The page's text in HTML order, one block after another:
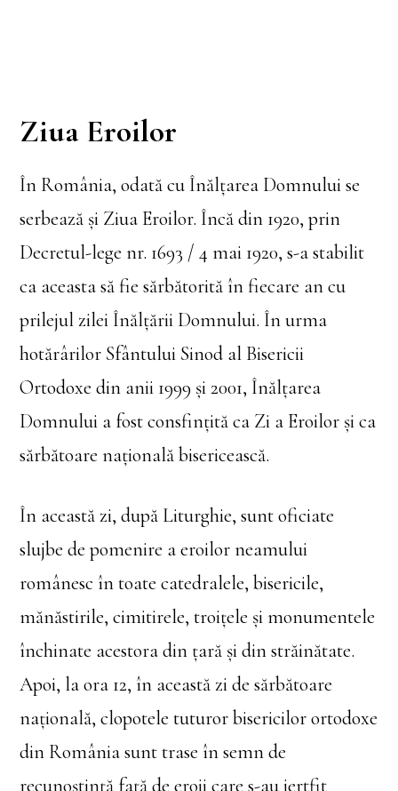
Ziua Eroilor
În România, odată cu Înălțarea Domnului se
serbează și Ziua Eroilor. Încă din 1920, prin
Decretul-lege nr. 1693 / 4 mai 1920, s-a stabilit
ca aceasta să fie sărbătorită în fiecare an cu
prilejul zilei Înălțării Domnului. În urma
hotărârilor Sfântului Sinod al Bisericii
Ortodoxe din anii 1999 și 2001, Înălțarea
Domnului a fost consfințită ca Zi a Eroilor și ca
sărbătoare națională bisericească.
În această zi, după Liturghie, sunt oficiate
slujbe de pomenire a eroilor neamului
românesc în toate catedralele, bisericile,
mănăstirile, cimitirele, troițele și monumentele
închinate acestora din țară și din străinătate.
Apoi, la ora 12, în această zi de sărbătoare
națională, clopotele tuturor bisericilor ortodoxe
din România sunt trase în semn de
recunoștință față de eroii care s-au jertfit